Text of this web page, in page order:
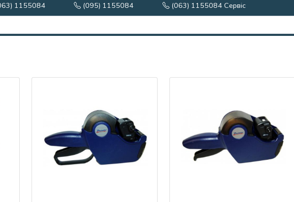
1155084 (095) 1155084
(063) 1155084 Сервіс